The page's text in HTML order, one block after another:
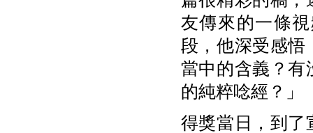
友傳來的一條
段，他深受感悟
當中的含義？有
的純粹唸經？」
得獎當日，到了